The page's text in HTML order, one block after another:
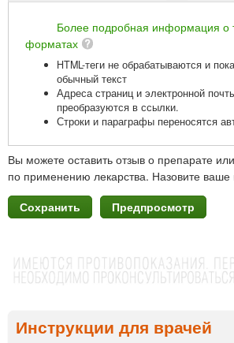
Более подробная информация о
форматах
HTML-теги не обрабатываются и
обычный текст
Адреса страниц и электронной
преобразуются в ссылки.
Строки и параграфы переносятся
Вы можете оставить отзыв о препарате
по применению лекарства. Назовите ваше
Инструкции для врачей